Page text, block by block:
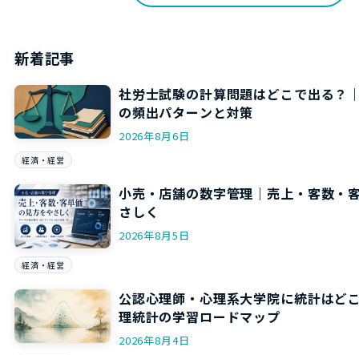
新着記事
社労士試験の計算問題はどこで出る？
の頻出パターンと対策
2026年8月6日
経済・経営
小売・店舗の数字管理｜売上・客数・
さしく
2026年8月5日
経済・経営
公認心理師・心理系大学院に統計はど
理統計の学習ロードマップ
2026年8月4日